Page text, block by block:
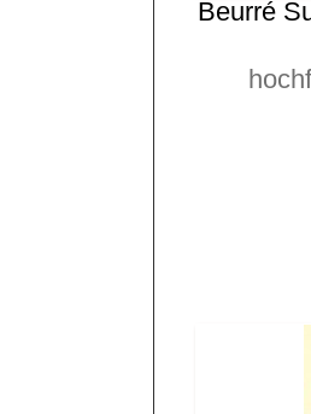
Beurré